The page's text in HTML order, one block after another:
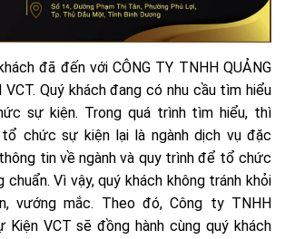
đã đến với CÔNG TY TNHH QUẢNG
VCT. Quý khách đang có nhu cầu tìm hiểu
sự kiện. Trong quá trình tìm hiểu, thì
tổ chức sự kiện lại là ngành dịch vụ đặc
tin về ngành và quy trình để tổ chức
Vì vậy, quý khách không tránh khỏi
vướng mắc. Theo đó, Công ty TNHH
Kiện VCT sẽ đồng hành cùng quý khách